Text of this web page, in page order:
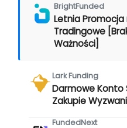
BrightFunded
Letnia
Tradingowe
Ważności]
Lark Funding
Darmowe Konto
Zakupie
FundedNext